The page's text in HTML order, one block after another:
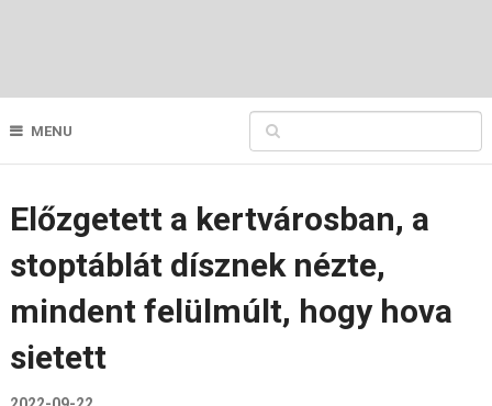
MENU
Előzgetett a kertvárosban, a
stoptáblát dísznek nézte,
mindent felülmúlt, hogy hova
sietett